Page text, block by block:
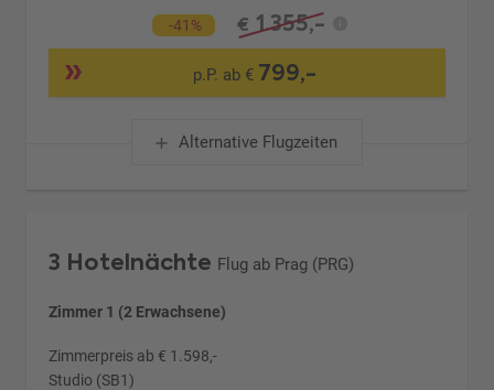
-41% € 1.355,-
p.P. ab € 799,-
Alternative Flugzeiten
3 Hotelnächte Flug ab Prag (PRG)
Zimmer 1 (2 Erwachsene)
Zimmerpreis ab € 1.598,-
Studio (SB1)